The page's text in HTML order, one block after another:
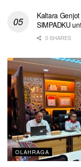
Kaltara
SIMPADKU
0 SHARES
OLAHRAGA